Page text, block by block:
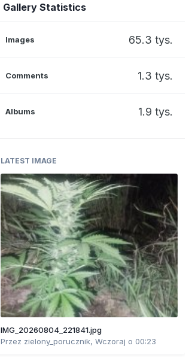
Gallery Statistics
Images 65.3 tys.
Comments 1.3 tys.
Albums 1.9 tys.
LATEST IMAGE
IMG_20260804_221841.jpg
Przez zielony_porucznik, Wczoraj o 00:23